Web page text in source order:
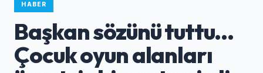
HABER
Başkan sözünü tuttu...
Çocuk oyun alanları